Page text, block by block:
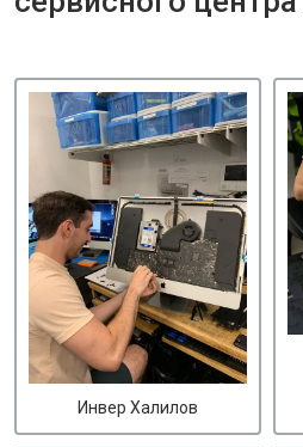
Инвер Халилов